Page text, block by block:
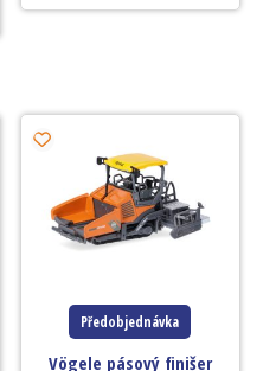
Předobjednávka
Vögele pásový finišer